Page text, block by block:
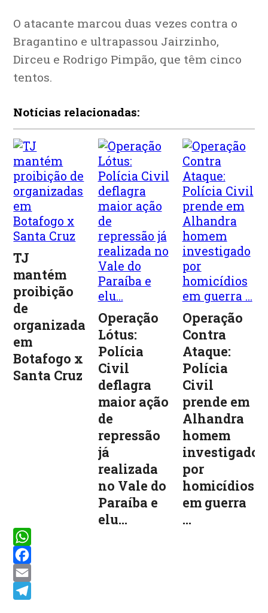
O atacante marcou duas vezes contra o
Bragantino e ultrapassou Jairzinho,
Dirceu e Rodrigo Pimpão, que têm cinco
tentos.
Notícias relacionadas:
TJ
mantém
proibição
de
organizadas
em
Botafogo x
Santa Cruz
Operação
Lótus:
Polícia
Civil
deflagra
maior ação
de
repressão
já
realizada
no Vale do
Paraíba e
elu...
Operação
Contra
Ataque:
Polícia
Civil
prende em
Alhandra
homem
investigado
por
homicídios
em guerra
...
WhatsApp
Facebook
Email